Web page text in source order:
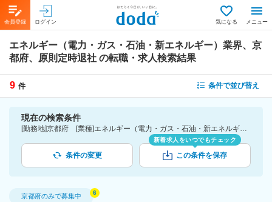
会員登録 ログイン 気になる メニュー
エネルギー（電力・ガス・石油・新エネルギー）業界、京
都府、原則定時退社 の転職・求人検索結果
9 件 条件で並び替え
現在の検索条件
[勤務地]京都府 [業種]エネルギー（電力・ガス・石油・新エネルギー）業界 [詳細条件](休日・働き方)原則定時退社
条件の変更
新着求人をいつでもチェック
この条件を保存
京都府のみで募集中